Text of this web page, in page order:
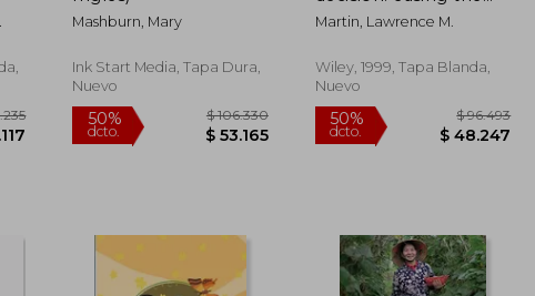
$ 38.481 dcto. $ 78.340 dcto.
Mashburn, Mary
Ink Start Media, Tapa Dura,
Nuevo
transition for everyone
(en Inglés)
Martin, Lawrence M.
Wiley, 1999, Tapa Blanda,
Nuevo